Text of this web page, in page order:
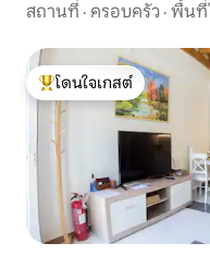
สถานที่ · ครอบครัว · พื้นที่
โดนใจเกสต์ที่สุด
โดนใจเกสต์